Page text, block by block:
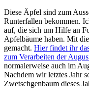
Diese Äpfel sind zum
Runterfallen bekommen.
auf, die sich um Hilfe an
Apfelbäume haben. Mit
gemacht. Hier findet ihr
zum Verarbeiten der
normalerweise auch im
Nachdem wir letztes Jahr
Zwetschgenbaum dieses